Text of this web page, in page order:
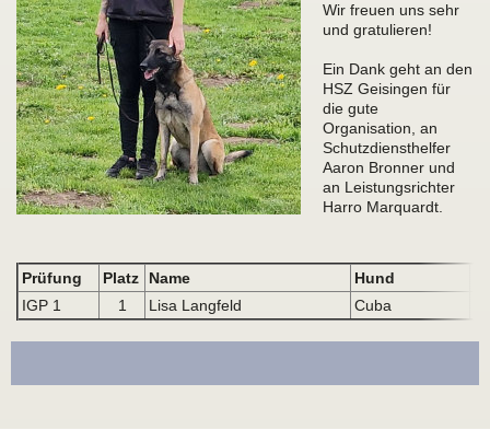
Wir freuen uns sehr
und gratulieren!
Ein Dank geht an den
HSZ Geisingen für
die gute
Organisation, an
Schutzdiensthelfer
Aaron Bronner und
an Leistungsrichter
Harro Marquardt.
Prüfung Platz Name Hund
IGP 1
1 Lisa Langfeld Cuba